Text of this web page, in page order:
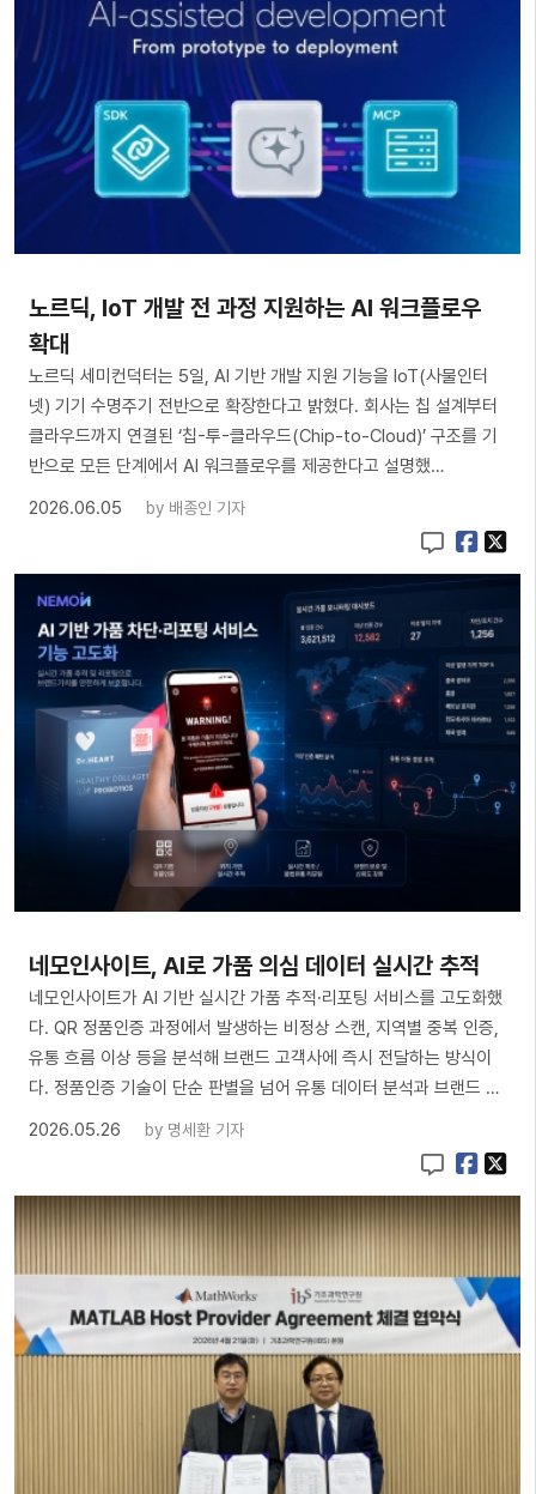
노르딕, IoT 개발 전 과정 지원하는 AI 워크플로우
확대
노르딕 세미컨덕터는 5일, AI 기반 개발 지원 기능을 IoT(사물인터
넷) 기기 수명주기 전반으로 확장한다고 밝혔다. 회사는 칩 설계부터
클라우드까지 연결된 ‘칩-투-클라우드(Chip-to-Cloud)’ 구조를 기
반으로 모든 단계에서 AI 워크플로우를 제공한다고 설명했…
2026.06.05
by 배종인 기자
네모인사이트, AI로 가품 의심 데이터 실시간 추적
네모인사이트가 AI 기반 실시간 가품 추적·리포팅 서비스를 고도화했
다. QR 정품인증 과정에서 발생하는 비정상 스캔, 지역별 중복 인증,
유통 흐름 이상 등을 분석해 브랜드 고객사에 즉시 전달하는 방식이
다. 정품인증 기술이 단순 판별을 넘어 유통 데이터 분석과 브랜드 …
2026.05.26
by 명세환 기자